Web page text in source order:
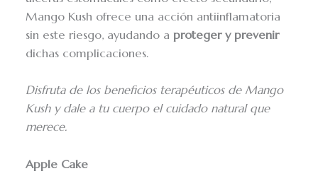
Mango Kush ofrece una acción antiinflamatoria
sin este riesgo, ayudando a proteger y prevenir
dichas complicaciones.
Disfruta de los beneficios terapéuticos de Mango
Kush y dale a tu cuerpo el cuidado natural que
merece.
Apple Cake